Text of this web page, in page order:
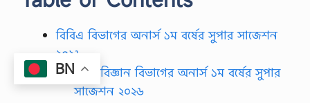
বিবিএ বিভাগের অনার্স ১ম বর্ষের সুপার সাজেশন
২০২৬
হিসাববিজ্ঞান বিভাগের অনার্স ১ম বর্ষের সুপার
সাজেশন ২০২৬
BN